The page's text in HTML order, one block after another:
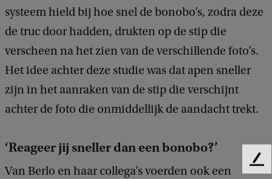
systeem hield bij hoe snel de bonobo’s, zodra deze
de truc door hadden, drukten op de stip die
verscheen na het zien van de verschillende foto’s.
Het idee achter deze studie was dat apen sneller
zijn in het aanraken van de stip die verschijnt
achter de foto die onmiddellijk de aandacht trekt.
‘Reageer jij sneller dan een bonobo?’
Van Berlo en haar collega’s voerden ook een
F